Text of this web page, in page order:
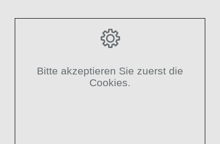
Bitte akzeptieren Sie zuerst die
Cookies.